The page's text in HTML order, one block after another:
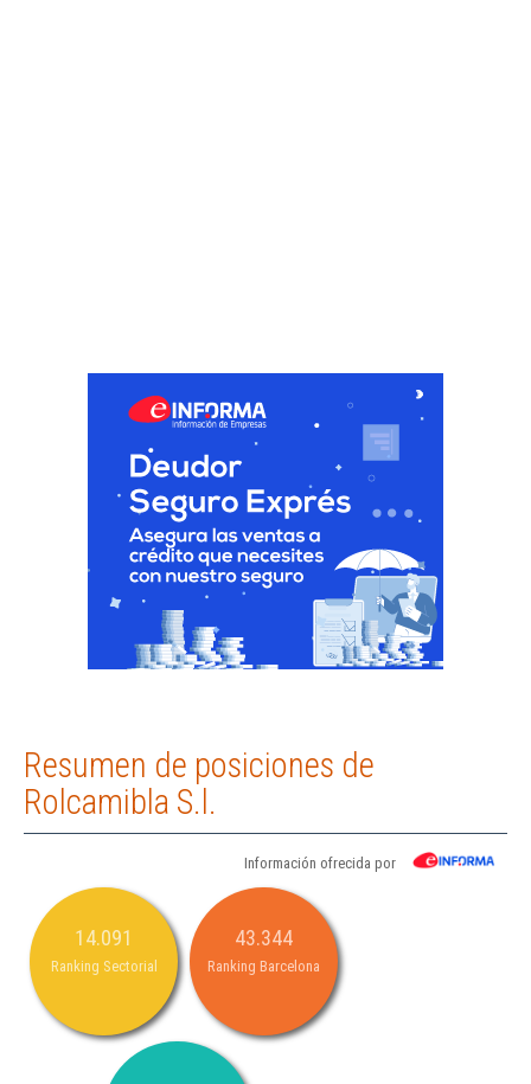
Resumen de posiciones de
Rolcamibla S.l.
Información ofrecida por
14.091
Ranking Sectorial
43.344
Ranking Barcelona